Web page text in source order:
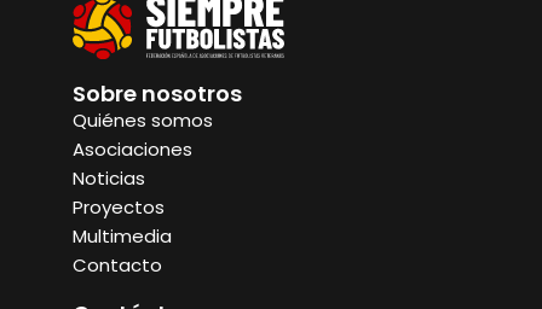
Sobre nosotros
Quiénes somos
Asociaciones
Noticias
Proyectos
Multimedia
Contacto